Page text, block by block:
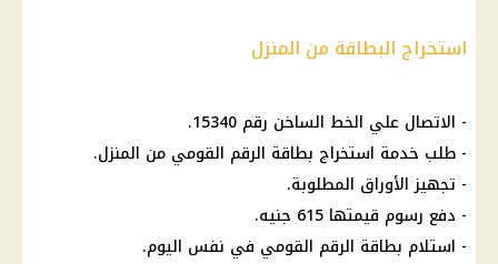
استخراج البطاقة من المنزل
- الاتصال علي الخط الساخن رقم 15340.
- طلب خدمة استخراج بطاقة الرقم القومي من المنزل.
- تجهيز الأوراق المطلوبة.
- دفع رسوم قيمتها 615 جنيه.
- استلام بطاقة الرقم القومي في نفس اليوم.